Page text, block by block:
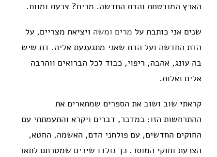
הארץ המובטחת והדת החדשה. מרים? צרעת ומוות.
שנים אני כותבת על מרים ומשה ויציאת מצריים, על
הדת החדשה ועל הדת שאני מתגעגעת אליה. דת שיש
בה עונג, אהבה, ריפוי, כבוד לכל הברואים ווהרבה
אלים ואלות.
קראתי שוב ושוב את הספרים שמתארים את
ההתרחשות הזו: במדבר, דברים ויקרא והתעמתתי עם
החוקים החדשים, עם פולחני הדם, האשמה, החטא,
הצרעת וחוקי המוסר. כך נולדו שירים שמטרתם לתאר